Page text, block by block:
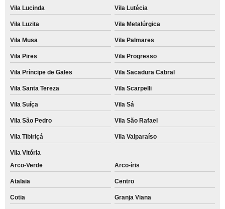
Vila Lucinda Vila Lutécia
Vila Luzita Vila Metalúrgica
Vila Musa Vila Palmares
Vila Pires Vila Progresso
Vila Príncipe de Gales Vila Sacadura Cabral
Vila Santa Tereza Vila Scarpelli
Vila Suíça Vila Sá
Vila São Pedro Vila São Rafael
Vila Tibiriçá Vila Valparaíso
Vila Vitória
Arco-Verde
Arco-íris
Atalaia Centro
Cotia Granja Viana